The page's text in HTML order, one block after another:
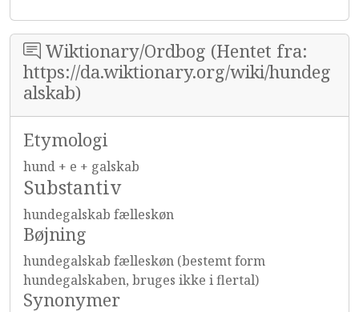
Wiktionary/Ordbog (Hentet fra:
https://da.wiktionary.org/wiki/hundeg
alskab)
Etymologi
hund +‎ e +‎ galskab
Substantiv
hundegalskab fælleskøn
Bøjning
hundegalskab fælleskøn (bestemt form
hundegalskaben, bruges ikke i flertal)
Synonymer